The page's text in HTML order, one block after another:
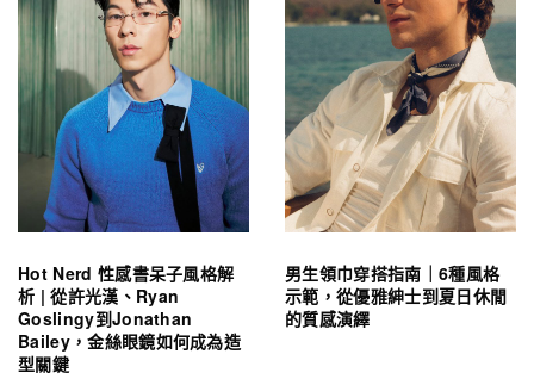
Hot Nerd 性感書呆子風格解
析 | 從許光漢、Ryan
Goslingy到Jonathan
Bailey，金絲眼鏡如何成為造
型關鍵
男生領巾穿搭指南｜6種風格
示範，從優雅紳士到夏日休閒
的質感演繹